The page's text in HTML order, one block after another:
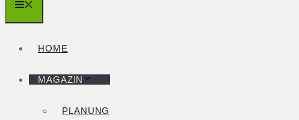
HOME
MAGAZIN
PLANUNG